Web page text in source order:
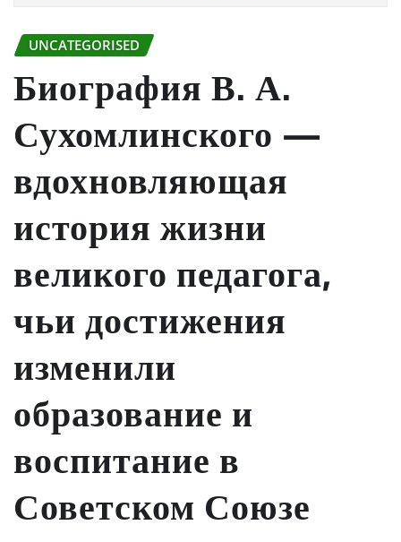
UNCATEGORISED
Биография В. А.
Сухомлинского —
вдохновляющая
история жизни
великого педагога,
чьи достижения
изменили
образование и
воспитание в
Советском Союзе